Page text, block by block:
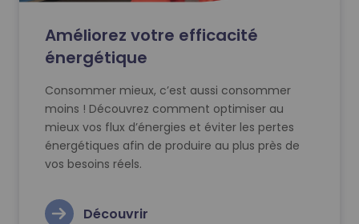
Améliorez votre efficacité
énergétique
Consommer mieux, c’est aussi consommer
moins ! Découvrez comment optimiser au
mieux vos flux d’énergies et éviter les pertes
énergétiques afin de produire au plus près de
vos besoins réels.
Découvrir